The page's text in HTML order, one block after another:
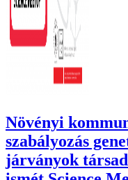
Növényi
szabályozás
járványok